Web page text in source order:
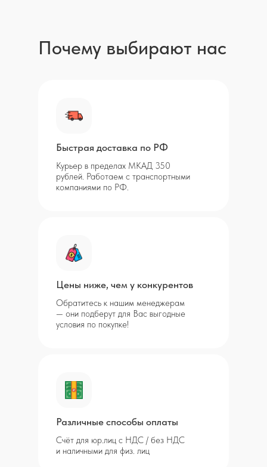
Почему выбирают нас
Быстрая доставка по РФ
Курьер в пределах МКАД 350
рублей. Работаем с транспортными
компаниями по РФ.
Цены ниже, чем у конкурентов
Обратитесь к нашим менеджерам
— они подберут для Вас выгодные
условия по покупке!
Различные способы оплаты
Счёт для юр.лиц с НДС / без НДС
и наличными для физ. лиц